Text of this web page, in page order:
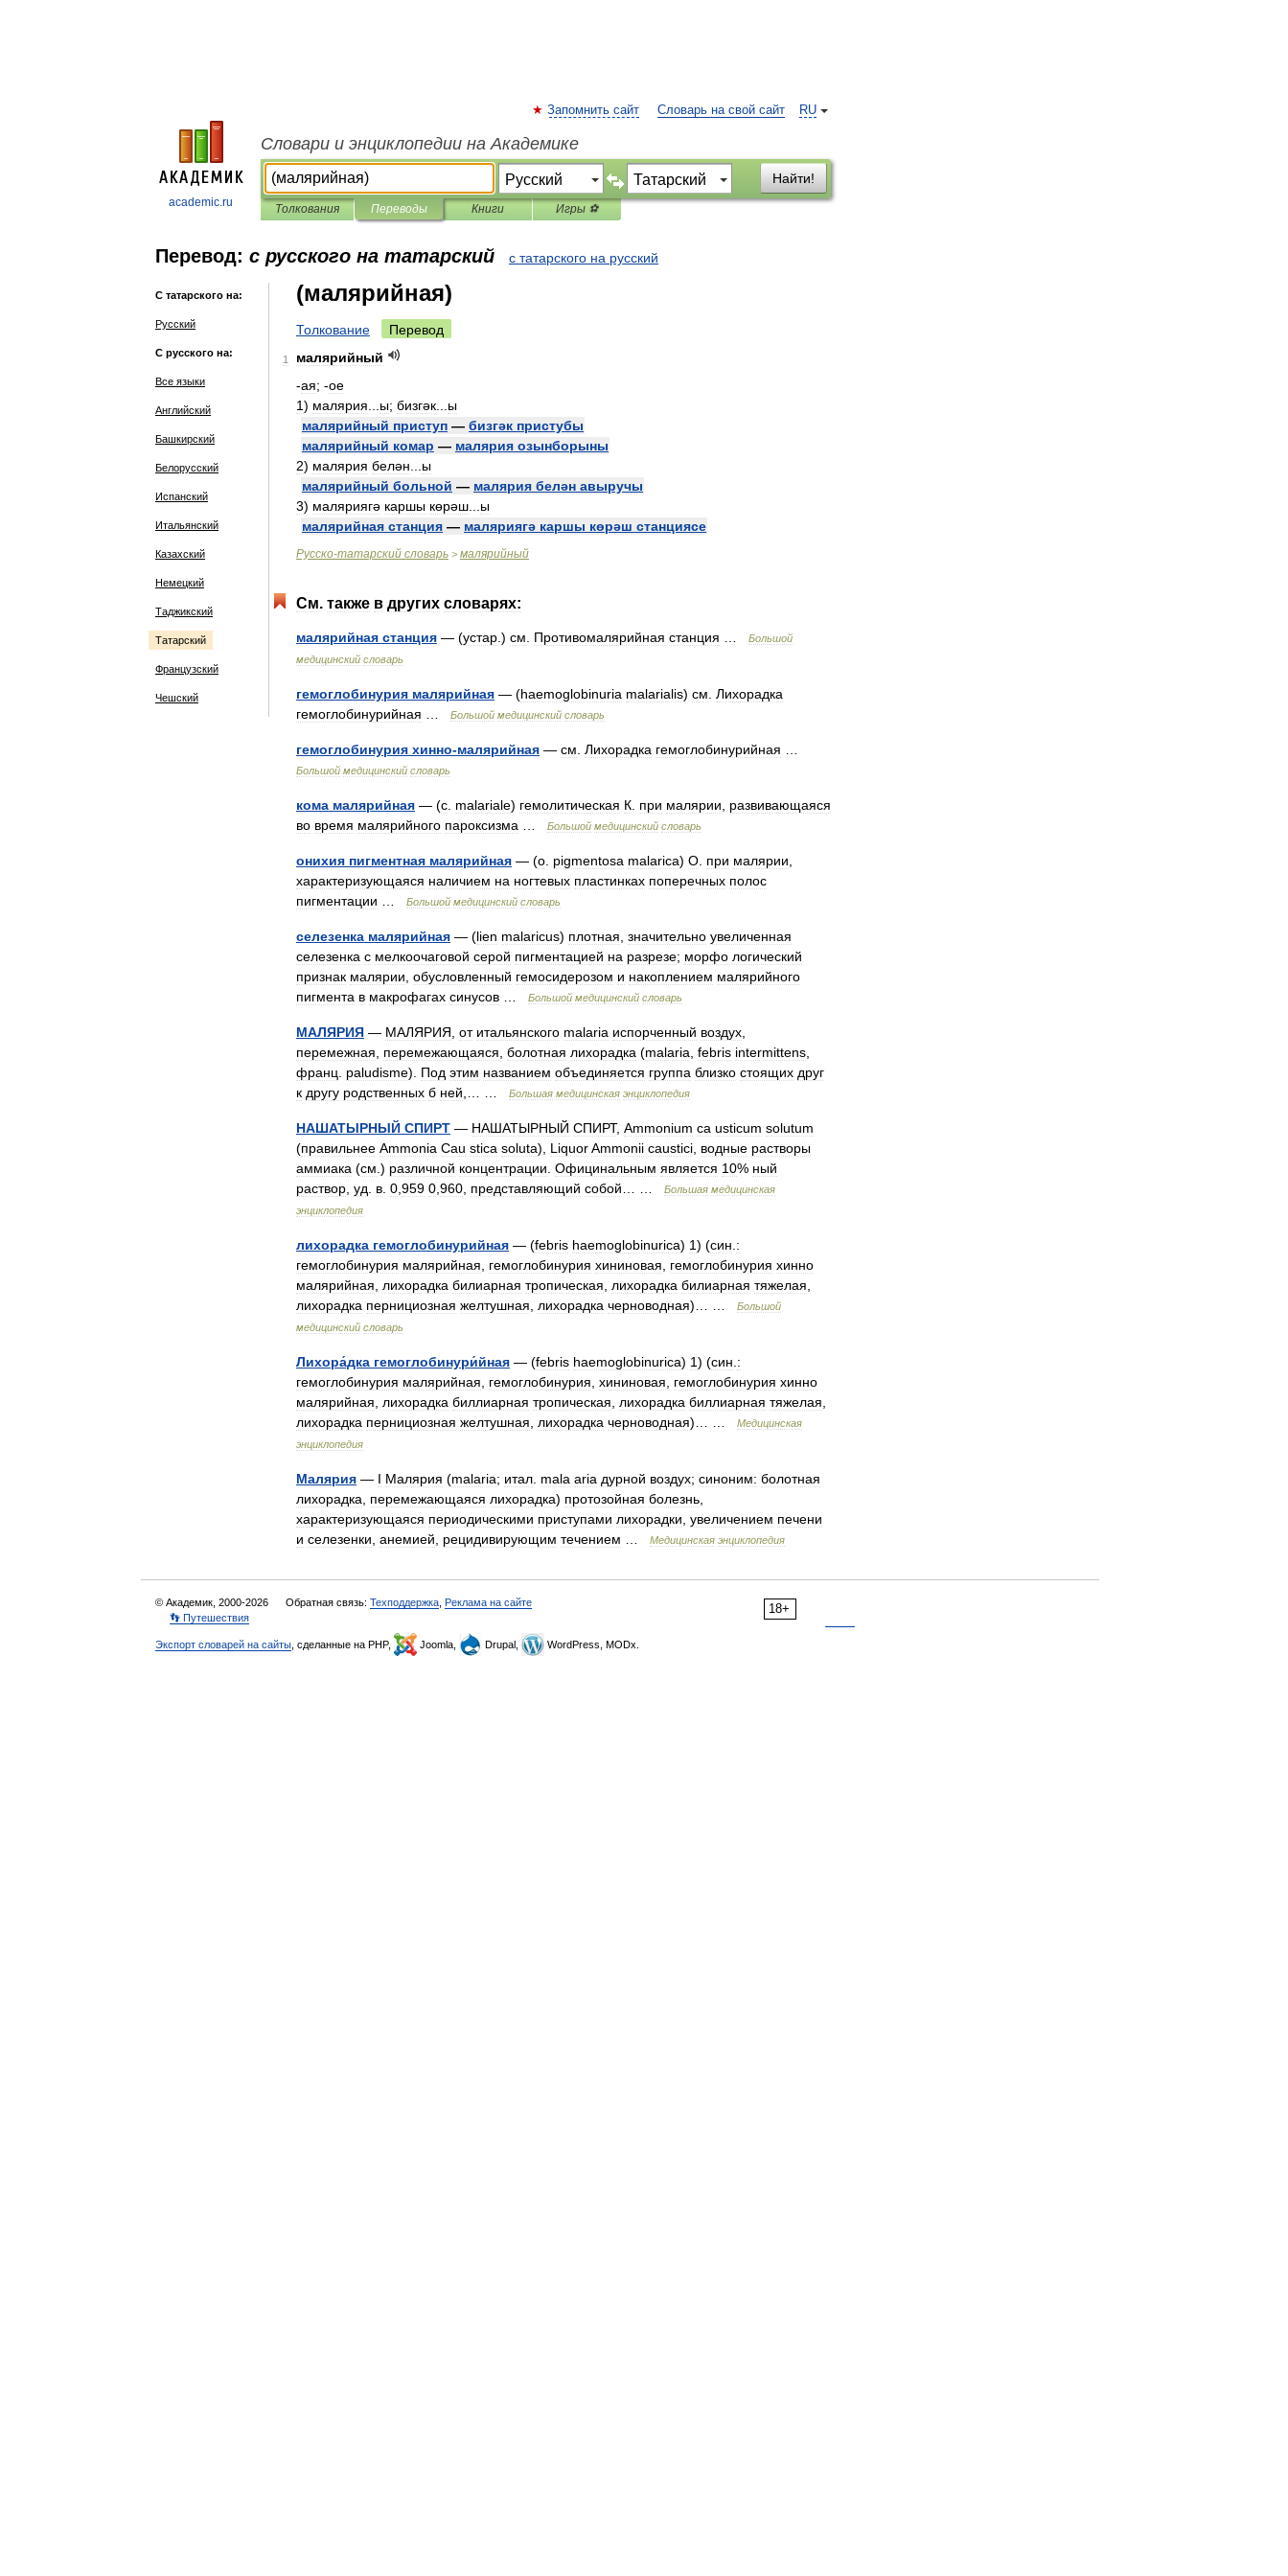
academic.ru
RU
Запомнить сайт Словарь на свой сайт
Словари и энциклопедии на Академике
Найти!
Толкования Переводы Книги Игры ⚽
Перевод: с русского на татарский с татарского на русский
С татарского на:
Русский
С русского на:
Все языки
Английский
Башкирский
Белорусский
Испанский
Итальянский
Казахский
Немецкий
Таджикский
Татарский
Французский
Чешский
(малярийная)
Толкование Перевод
1
малярийный
-ая; -ое
1) малярия ы; бизгәк
ы
малярийный приступ — бизгәк пристубы
малярийный комар — малярия озынборыны
2) малярия белән
ы
малярийный больной — малярия белән авыручы
3) маляриягә каршы көрәш
ы
малярийная станция — маляриягә каршы көрәш станциясе
Русско-татарский словарь > малярийный
См. также в других словарях:
малярийная станция — (устар .) см Противомалярийная станция
Большой
медицинский словарь
гемоглобинурия малярийная — (haemoglobinuria malarialis) см Лихорадка
гемоглобинурийная
Большой медицинский словарь
гемоглобинурия хинно-малярийная — см Лихорадка гемоглобинурийная
Большой медицинский словарь
кома малярийная — (с malariale) гемолитическая К при малярии
развивающаяся
во время малярийного пароксизма Большой медицинский словарь
онихия пигментная малярийная — (о pigmentosa malarica) О при малярии
характеризующаяся наличием на ногтевых пластинках поперечных полос
пигментации
Большой медицинский словарь
селезенка малярийная — (lien malaricus) плотная значительно увеличенная
селезенка с мелкоочаговой серой пигментацией на разрезе; морфо логический
признак малярии обусловленный гемосидерозом и накоплением малярийного
пигмента в макрофагах синусов Большой медицинский словарь
МАЛЯРИЯ — МАЛЯРИЯ от итальянского malaria испорченный воздух
перемежная
перемежающаяся болотная лихорадка (malaria febris intermittens
франц
paludisme). Под этим названием объединяется группа близко стоящих друг
к другу родственных б ней Большая медицинская энциклопедия
НАШАТЫРНЫЙ СПИРТ — НАШАТЫРНЫЙ СПИРТ, Ammonium са usticum solutum
(правильнее Ammonia Cau stica soluta), LiquorAmmonii caustici водные растворы
аммиака (см .) различной концентрации Официнальным является 10% ный
раствор уд в 0 959 0 960 представляющий собой Большая медицинская
энциклопедия
лихорадка гемоглобинурийная — (febris haemoglobinurica) 1) (син :
гемоглобинурия малярийная гемоглобинурия хининовая гемоглобинурия хинно
малярийная
лихорадка билиарная тропическая лихорадка билиарная тяжелая
лихорадка пернициозная желтушная лихорадка черноводная)… …
Большой
медицинский словарь
Лихора́дка гемоглобинури́йная — (febris haemoglobinurica) 1) (син :
гемоглобинурия малярийная гемоглобинурия хининовая гемоглобинурия хинно
малярийная
лихорадка биллиарная тропическая лихорадка биллиарная тяжелая
лихорадка пернициозная желтушная лихорадка черноводная)… …
Медицинская
энциклопедия
Малярия — I Малярия (malaria; итал mala aria дурной воздух; синоним: болотная
лихорадка
перемежающаяся лихорадка) протозойная болезнь
характеризующаяся периодическими приступами лихорадки увеличением печени
и селезенки анемией рецидивирующим течением Медицинская энциклопедия
18+
© Академик, 2000-2026 Обратная связь: Техподдержка Реклама на сайте
👣 Путешествия
Экспорт словарей на сайты , сделанные на PHP, Joomla, Drupal, WordPress, MODx.